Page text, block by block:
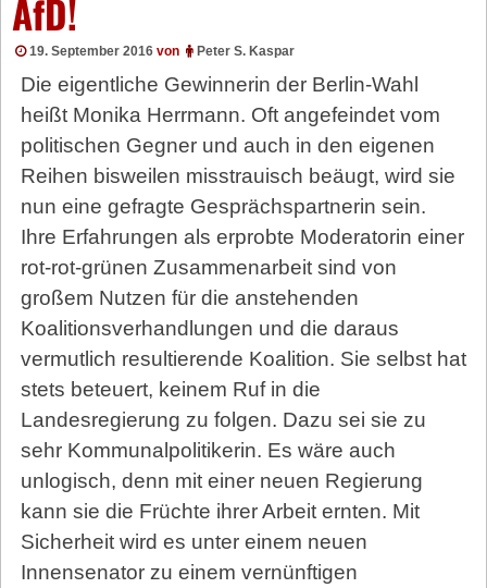
AfD!
19. September 2016 von Peter S. Kaspar
Die eigentliche Gewinnerin der Berlin-Wahl
heißt Monika Herrmann. Oft angefeindet vom
politischen Gegner und auch in den eigenen
Reihen bisweilen misstrauisch beäugt, wird sie
nun eine gefragte Gesprächspartnerin sein.
Ihre Erfahrungen als erprobte Moderatorin einer
rot-rot-grünen Zusammenarbeit sind von
großem Nutzen für die anstehenden
Koalitionsverhandlungen und die daraus
vermutlich resultierende Koalition. Sie selbst hat
stets beteuert, keinem Ruf in die
Landesregierung zu folgen. Dazu sei sie zu
sehr Kommunalpolitikerin. Es wäre auch
unlogisch, denn mit einer neuen Regierung
kann sie die Früchte ihrer Arbeit ernten. Mit
Sicherheit wird es unter einem neuen
Innensenator zu einem vernünftigen